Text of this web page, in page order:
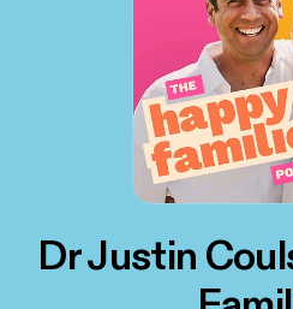
Dr Justin